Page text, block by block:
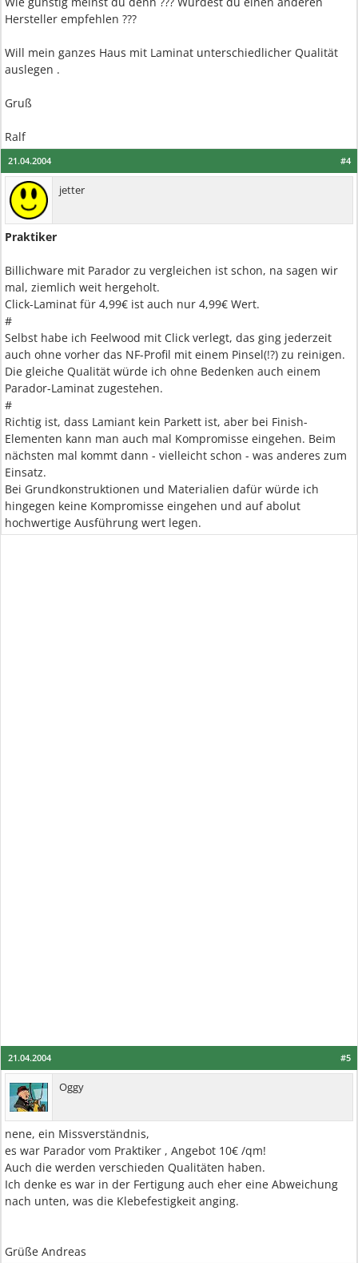
Hersteller empfehlen ???
Will mein ganzes Haus mit Laminat unterschiedlicher Qualität
auslegen .
Gruß
Ralf
#4
21.04.2004
jetter
Praktiker
Billichware mit Parador zu vergleichen ist schon, na sagen wir
mal, ziemlich weit hergeholt.
Click-Laminat für 4,99€ ist auch nur 4,99€ Wert.
#
Selbst habe ich Feelwood mit Click verlegt, das ging jederzeit
auch ohne vorher das NF-Profil mit einem Pinsel(!?) zu reinigen.
Die gleiche Qualität würde ich ohne Bedenken auch einem
Parador-Laminat zugestehen.
#
Richtig ist, dass Lamiant kein Parkett ist, aber bei Finish-
Elementen kann man auch mal Kompromisse eingehen. Beim
nächsten mal kommt dann - vielleicht schon - was anderes zum
Einsatz.
Bei Grundkonstruktionen und Materialien dafür würde ich
hingegen keine Kompromisse eingehen und auf abolut
hochwertige Ausführung wert legen.
#5
21.04.2004
Oggy
nene, ein Missverständnis,
es war Parador vom Praktiker , Angebot 10€ /qm!
Auch die werden verschieden Qualitäten haben.
Ich denke es war in der Fertigung auch eher eine Abweichung
nach unten, was die Klebefestigkeit anging.
Grüße Andreas